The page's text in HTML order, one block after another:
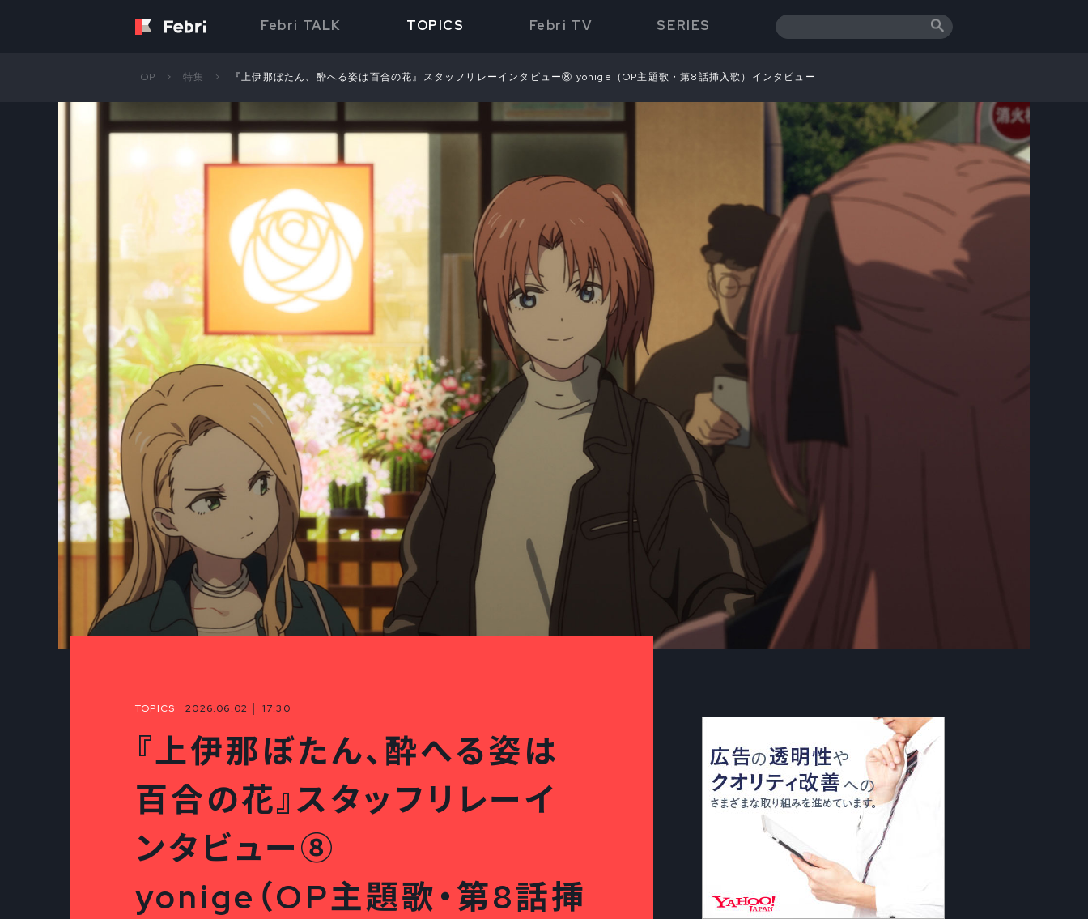
Febri TALK TOPICS Febri TV SERIES
TOP 特集 『上伊那ぼたん、酔へる姿は百合の花』スタッフリレーインタビュー⑧ yonige（OP主題歌・第8話挿入歌）インタビュー
TOPICS 2026.06.02 │ 17:30
『上伊那ぼたん、酔へる姿は
百合の花』スタッフリレーイ
ンタビュー⑧
yonige（OP主題歌・第8話挿